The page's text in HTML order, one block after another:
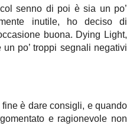
senno di poi è sia un po’
inutile, ho deciso di
buona. Dying Light,
po’ troppi segnali negativi
è dare consigli, e quando
e ragionevole non